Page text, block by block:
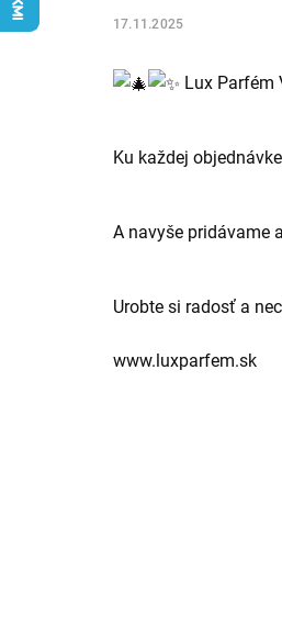
17.11.2025
Lux Parfém
Ku každej
A navyše pridávame
Urobte si radosť a
www.luxparfem.sk